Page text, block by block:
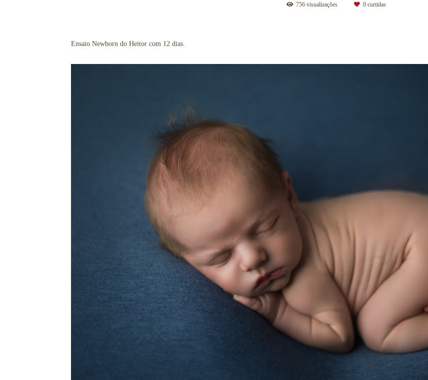
756visualizações 0curtidas
Ensaio Newborn do Heitor com 12 dias.